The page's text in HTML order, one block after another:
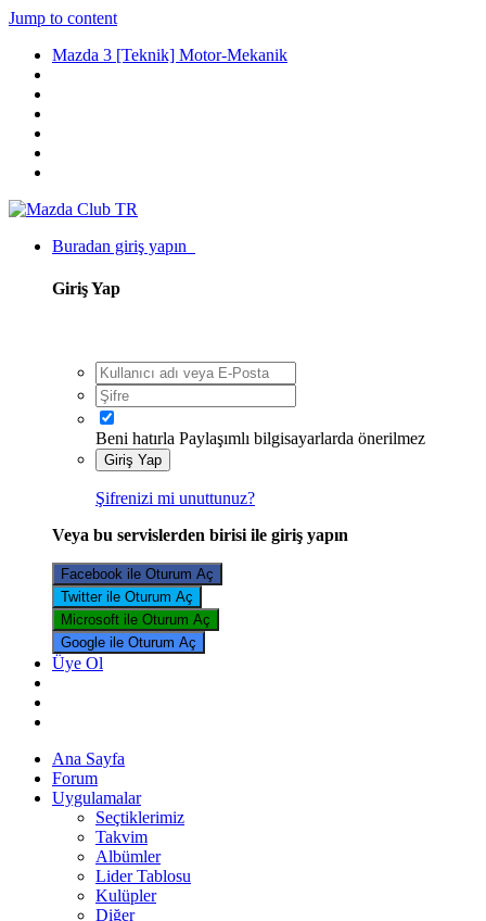
Jump to content
Mazda 3 [Teknik] Motor-Mekanik
Buradan giriş yapın
Giriş Yap
Beni hatırla Paylaşımlı bilgisayarlarda önerilmez
Giriş Yap
Şifrenizi mi unuttunuz?
Veya bu servislerden birisi ile giriş yapın
Facebook ile Oturum Aç
Twitter ile Oturum Aç
Microsoft ile Oturum Aç
Google ile Oturum Aç
Üye Ol
Ana Sayfa
Forum
Uygulamalar
Seçtiklerimiz
Takvim
Albümler
Lider Tablosu
Kulüpler
Diğer